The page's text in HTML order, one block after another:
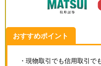
おすすめポイント
・現物取引でも信用取引で